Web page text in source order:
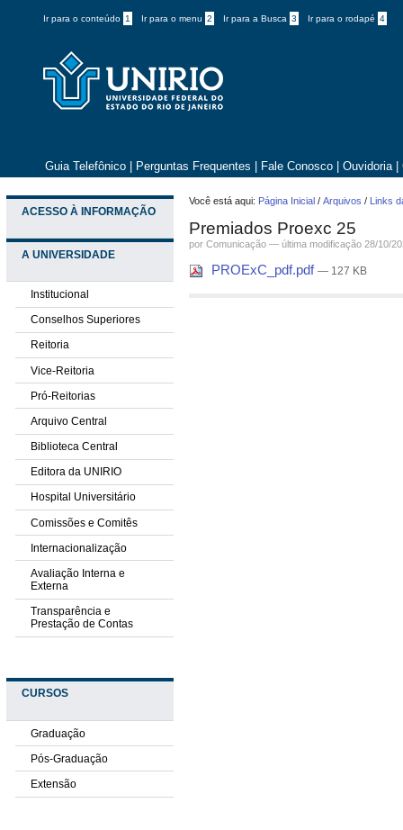
Ir para o conteúdo 1 Ir para o menu 2 Ir para a Busca 3 Ir para o rodapé 4
Guia Telefônico Perguntas Frequentes Fale Conosco Ouvidoria
ACESSO À INFORMAÇÃO
A UNIVERSIDADE
Institucional
Conselhos Superiores
Reitoria
Vice-Reitoria
Pró-Reitorias
Arquivo Central
Biblioteca Central
Editora da UNIRIO
Hospital Universitário
Comissões e Comitês
Internacionalização
Avaliação Interna e
Externa
Transparência e
Prestação de Contas
CURSOS
Graduação
Pós-Graduação
Extensão
Você está aqui: Página Inicial /Arquivos / Links
Premiados Proexc 25
porComunicação —última modificação 28/10/
PROExC_pdf.pdf— 127 KB